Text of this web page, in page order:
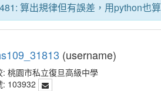
算出規律但有誤差，用python也
(username)
: 桃園市私立復旦高級中學
: 103932